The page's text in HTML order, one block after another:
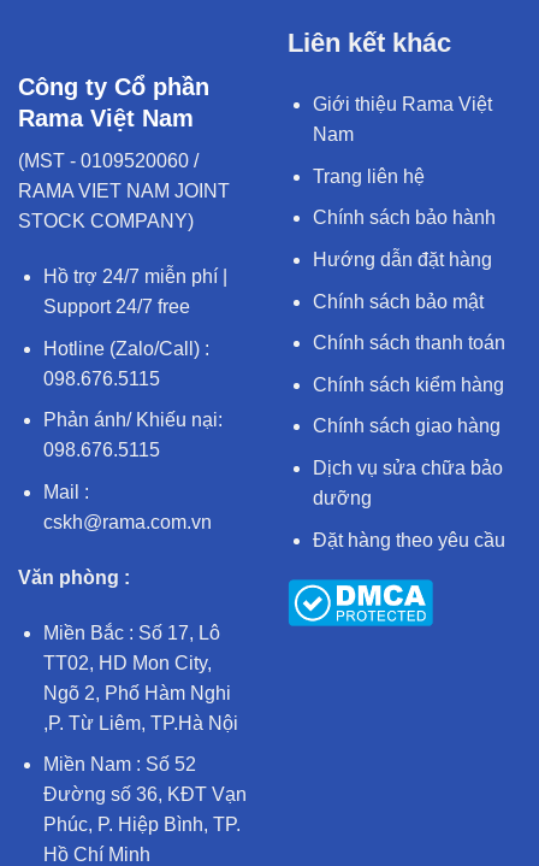
Công ty Cổ phần
Rama Việt Nam
(MST - 0109520060 /
RAMA VIET NAM JOINT
STOCK COMPANY)
Hồ trợ 24/7 miễn phí |
Support 24/7 free
Hotline (Zalo/Call) :
098.676.5115
Phản ánh/ Khiếu nại:
098.676.5115
Mail :
cskh@rama.com.vn
Văn phòng :
Miền Bắc : Số 17, Lô
TT02, HD Mon City,
Ngõ 2, Phố Hàm Nghi
,P. Từ Liêm, TP.Hà Nội
Miền Nam : Số 52
Đường số 36, KĐT Vạn
Phúc, P. Hiệp Bình, TP.
Hồ Chí Minh
Liên kết khác
Giới thiệu Rama Việt
Nam
Trang liên hệ
Chính sách bảo hành
Hướng dẫn đặt hàng
Chính sách bảo mật
Chính sách thanh toán
Chính sách kiểm hàng
Chính sách giao hàng
Dịch vụ sửa chữa bảo
dưỡng
Đặt hàng theo yêu cầu